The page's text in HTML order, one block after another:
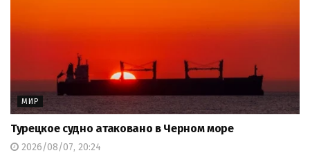
МИР
Турецкое судно атаковано в Черном море
2026/08/07, 20:24